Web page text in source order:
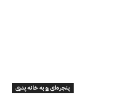
پنجره‌ای رو به خانه پدری